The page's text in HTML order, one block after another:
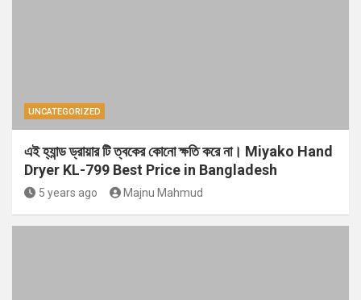
UNCATEGORIZED
এই হ্যান্ড ড্রায়ার টি ত্বকের কোনো ক্ষতি করে না। Miyako Hand
Dryer KL-799 Best Price in Bangladesh
5 years ago Majnu Mahmud